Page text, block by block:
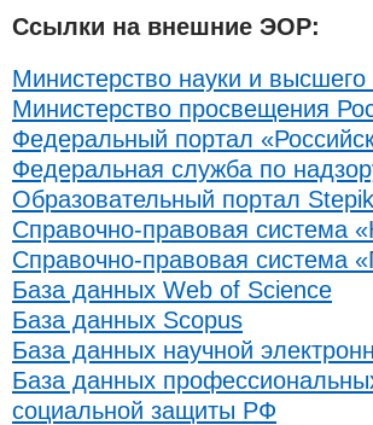
Ссылки на внешние ЭОР:
Министерство науки и
Министерство просвещения
Федеральный портал
Федеральная служба по
Образовательный портал Stepik
Справочно-правовая система
Справочно-правовая система
База данных Web of Science
База данных Scopus
База данных научной
База данных
социальной защиты РФ